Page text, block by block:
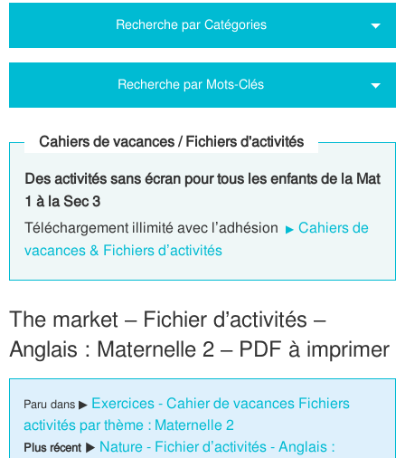
Recherche par Catégories
Recherche par Mots-Clés
Cahiers de vacances / Fichiers d'activités
Des activités sans écran pour tous les enfants de la Mat
1 à la Sec 3
Téléchargement illimité avec l’adhésion
Cahiers de
vacances & Fichiers d’activités
The market – Fichier d’activités –
Anglais : Maternelle 2 – PDF à imprimer
Paru dans ▶ Exercices - Cahier de vacances Fichiers
activités par thème : Maternelle 2
Plus récent ▶ Nature - Fichier d’activités - Anglais :